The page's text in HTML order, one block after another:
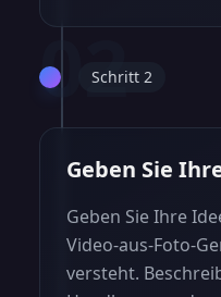
02
Schritt 2
Geben Sie
Geben Sie Ihre
Video-aus-Foto-
versteht.